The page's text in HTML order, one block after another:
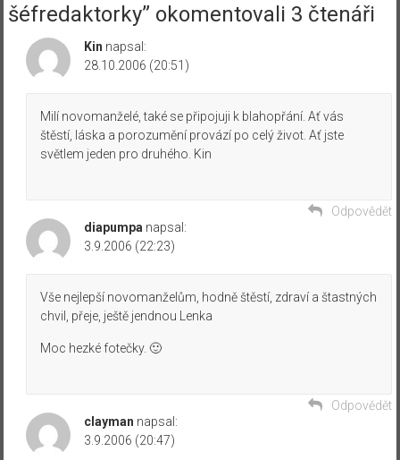
šéfredaktorky” okomentovali 3 čtenáři
Kin napsal:
28.10.2006 (20:51)
Milí novomanželé, také se připojuji k blahopřání. Ať vás
štěstí, láska a porozumění provází po celý život. Ať jste
světlem jeden pro druhého. Kin
Odpovědět
diapumpa napsal:
3.9.2006 (22:23)
Vše nejlepší novomanželům, hodně štěstí, zdraví a štastných
chvil, přeje, ještě jendnou Lenka
Moc hezké fotečky. 🙂
Odpovědět
clayman napsal:
3.9.2006 (20:47)